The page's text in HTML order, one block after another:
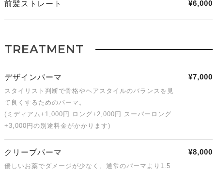
前髪ストレート ¥6,000
TREATMENT
デザインパーマ
スタイリスト判断で骨格やヘアスタイルのバランスを見
て良くするためのパーマ。
(ミディアム+1,000円 ロング+2,000円 スーパーロング
+3,000円の別途料金がかかります)
¥7,000
クリープパーマ
優しいお薬でダメージが少なく、通常のパーマより1.5
¥8,000